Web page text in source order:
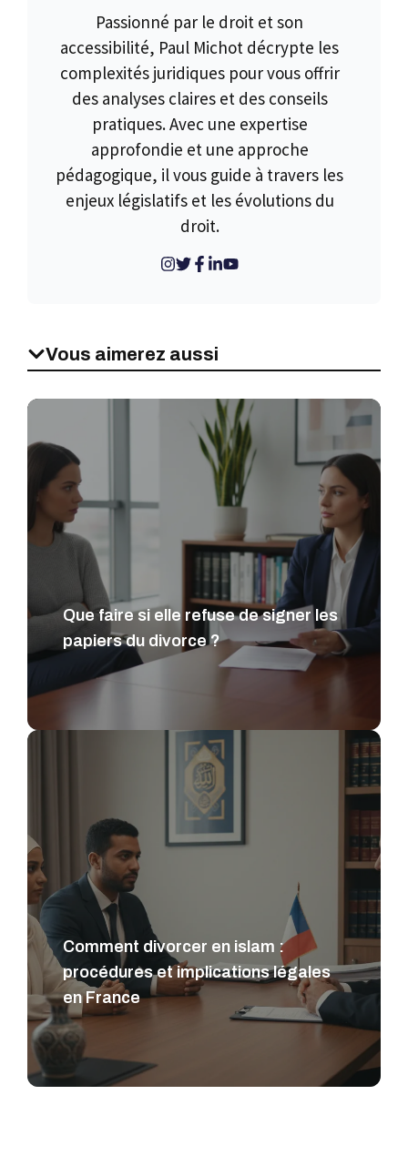
Passionné par le droit et son
accessibilité, Paul Michot décrypte les
complexités juridiques pour vous offrir
des analyses claires et des conseils
pratiques. Avec une expertise
approfondie et une approche
pédagogique, il vous guide à travers les
enjeux législatifs et les évolutions du
droit.
Vous aimerez aussi
Que faire si elle refuse de signer les
papiers du divorce ?
Comment divorcer en islam :
procédures et implications légales
en France